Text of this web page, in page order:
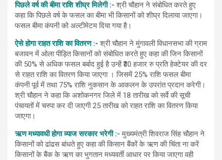
पिछले वर्ष की बीमा राशि शीघ्र मिलेगी :- श्री चौहान ने संबोधित करते हुए
कहा कि पिछले वर्ष के फसल का बीमा भी किसानों को शीघ्र दिलाया जाएगा।
फसल बीमा कंपनी को अल्टीमेटम दिया गया है।
ऐसे होगा राहत राशि का वितरण :- श्री चौहान ने मुंगावली विधानसभा की ग्राम
बजावन में ओला पीड़ित किसानों को संबोधित करते हुए कहा की जिन किसानों
की 50% से अधिक फसल बर्बाद हुई है उन्हें ₹30 हजार रु प्रति हेक्टेयर की दर
से राहत राशि का वितरण किया जाएगा । जिसमें 25% राशि फसल बीमा
कंपनी पूर्व में तथा 75% राशि नुकसान के आकलन के उपरांत प्रदान करेगी।
श्री चौहान ने कहा कि अशोकनगर जिले में 18 तारीख को सर्वे की सूची
पंचायतों में चस्पा कर दी जाएगी 25 तारीख को राहत राशि का वितरण किया
जाएगा।
ऋण मध्यावधी होगा व्याज सरकार भरेगी :- मुख्यमंत्री शिवराज सिंह चौहान ने
किसानों को ढांढस बांधते हुए कहा की किसान बैंकों के ऋण की चिंता ना करें
किसानों के बैंक के ऋण का भुगतान मध्यवर्ती आधार पर किया जाएगा वही